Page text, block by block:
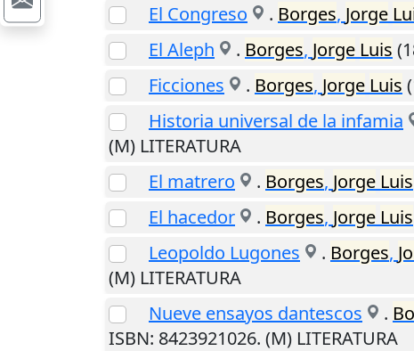
El Congreso
. Borges, Jorge
El Aleph
. Borges, Jorge Luis
Ficciones
. Borges, Jorge Luis
Historia universal de la infamia
(M) LITERATURA
El matrero
. Borges, Jorge Luis
El hacedor
. Borges, Jorge Luis
Leopoldo Lugones
. Borges,
(M) LITERATURA
Nueve ensayos dantescos
.
ISBN: 8423921026. (M) LITERATURA